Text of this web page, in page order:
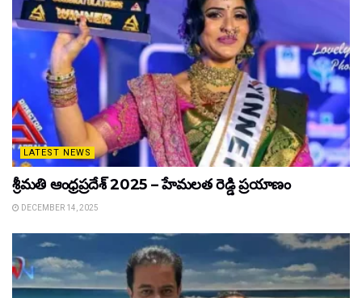
LATEST NEWS
శ్రీమతి ఆంధ్రప్రదేశ్ 2025 – హేమలత రెడ్డి ప్రయాణం
DECEMBER 14, 2025